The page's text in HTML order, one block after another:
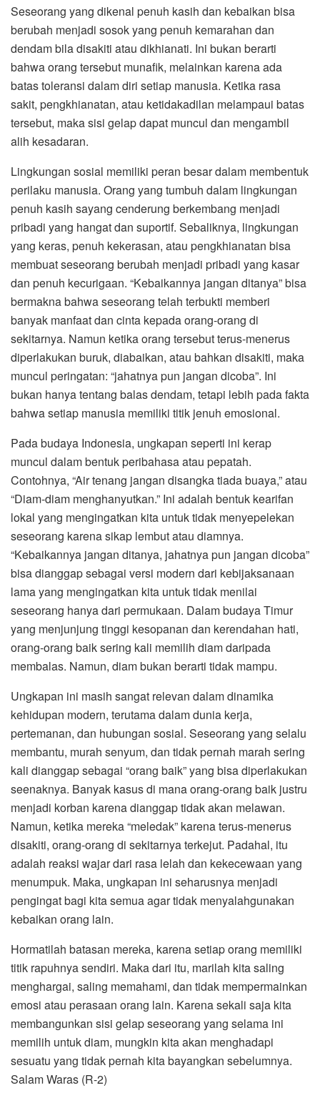
Seseorang yang dikenal penuh kasih dan kebaikan bisa
berubah menjadi sosok yang penuh kemarahan dan
dendam bila disakiti atau dikhianati. Ini bukan berarti
bahwa orang tersebut munafik, melainkan karena ada
batas toleransi dalam diri setiap manusia. Ketika rasa
sakit, pengkhianatan, atau ketidakadilan melampaui batas
tersebut, maka sisi gelap dapat muncul dan mengambil
alih kesadaran.
Lingkungan sosial memiliki peran besar dalam membentuk
perilaku manusia. Orang yang tumbuh dalam lingkungan
penuh kasih sayang cenderung berkembang menjadi
pribadi yang hangat dan suportif. Sebaliknya, lingkungan
yang keras, penuh kekerasan, atau pengkhianatan bisa
membuat seseorang berubah menjadi pribadi yang kasar
dan penuh kecurigaan. “Kebaikannya jangan ditanya” bisa
bermakna bahwa seseorang telah terbukti memberi
banyak manfaat dan cinta kepada orang-orang di
sekitarnya. Namun ketika orang tersebut terus-menerus
diperlakukan buruk, diabaikan, atau bahkan disakiti, maka
muncul peringatan: “jahatnya pun jangan dicoba”. Ini
bukan hanya tentang balas dendam, tetapi lebih pada fakta
bahwa setiap manusia memiliki titik jenuh emosional.
Pada budaya Indonesia, ungkapan seperti ini kerap
muncul dalam bentuk peribahasa atau pepatah.
Contohnya, “Air tenang jangan disangka tiada buaya,” atau
“Diam-diam menghanyutkan.” Ini adalah bentuk kearifan
lokal yang mengingatkan kita untuk tidak menyepelekan
seseorang karena sikap lembut atau diamnya.
“Kebaikannya jangan ditanya, jahatnya pun jangan dicoba”
bisa dianggap sebagai versi modern dari kebijaksanaan
lama yang mengingatkan kita untuk tidak menilai
seseorang hanya dari permukaan. Dalam budaya Timur
yang menjunjung tinggi kesopanan dan kerendahan hati,
orang-orang baik sering kali memilih diam daripada
membalas. Namun, diam bukan berarti tidak mampu.
Ungkapan ini masih sangat relevan dalam dinamika
kehidupan modern, terutama dalam dunia kerja,
pertemanan, dan hubungan sosial. Seseorang yang selalu
membantu, murah senyum, dan tidak pernah marah sering
kali dianggap sebagai “orang baik” yang bisa diperlakukan
seenaknya. Banyak kasus di mana orang-orang baik justru
menjadi korban karena dianggap tidak akan melawan.
Namun, ketika mereka “meledak” karena terus-menerus
disakiti, orang-orang di sekitarnya terkejut. Padahal, itu
adalah reaksi wajar dari rasa lelah dan kekecewaan yang
menumpuk. Maka, ungkapan ini seharusnya menjadi
pengingat bagi kita semua agar tidak menyalahgunakan
kebaikan orang lain.
Hormatilah batasan mereka, karena setiap orang memiliki
titik rapuhnya sendiri. Maka dari itu, marilah kita saling
menghargai, saling memahami, dan tidak mempermainkan
emosi atau perasaan orang lain. Karena sekali saja kita
membangunkan sisi gelap seseorang yang selama ini
memilih untuk diam, mungkin kita akan menghadapi
sesuatu yang tidak pernah kita bayangkan sebelumnya.
Salam Waras (R-2)